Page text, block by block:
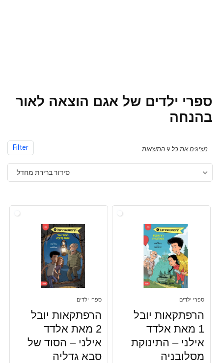
ספרי ילדים של אגם הוצאה לאור
בהנחה
Filter מציגים את כל ⁦9⁩ התוצאות
סידור ברירת מחדל
ספרי ילדים
הרפתקאות יובל
1 מאת אלדד
אילני – התינוקת
מסלובניה
ספרי ילדים
הרפתקאות יובל
2 מאת אלדד
אילני – הסוד של
סבא גדליה